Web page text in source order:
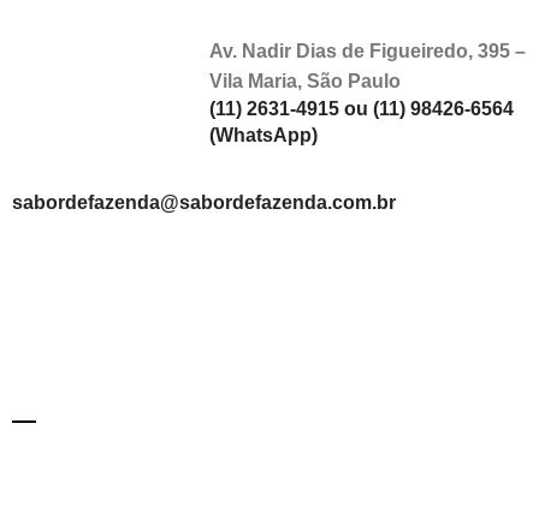
Av. Nadir Dias de Figueiredo, 395 –
Vila Maria, São Paulo
(11) 2631-4915 ou (11) 98426-6564
(WhatsApp)
sabordefazenda@sabordefazenda.com.br